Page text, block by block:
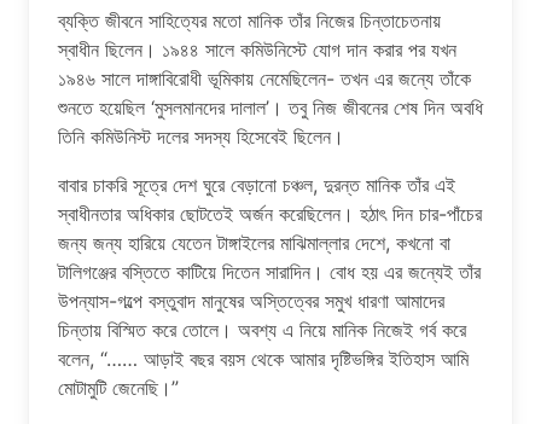
ব্যক্তি জীবনে সাহিত্যের মতো মানিক তাঁর নিজের চিন্তাচেতনায়
স্বাধীন ছিলেন। ১৯৪৪ সালে কমিউনিস্টে যোগ দান করার পর যখন
১৯৪৬ সালে দাঙ্গাবিরোধী ভূমিকায় নেমেছিলেন- তখন এর জন্যে তাঁকে
শুনতে হয়েছিল ‘মুসলমানদের দালাল’। তবু নিজ জীবনের শেষ দিন অবধি
তিনি কমিউনিস্ট দলের সদস্য হিসেবেই ছিলেন।
বাবার চাকরি সূত্রে দেশ ঘুরে বেড়ানো চঞ্চল, দুরন্ত মানিক তাঁর এই
স্বাধীনতার অধিকার ছোটতেই অর্জন করেছিলেন। হঠাৎ দিন চার-পাঁচের
জন্য জন্য হারিয়ে যেতেন টাঙ্গাইলের মাঝিমাল্লার দেশে, কখনো বা
টালিগঞ্জের বস্তিতে কাটিয়ে দিতেন সারাদিন। বোধ হয় এর জন্যেই তাঁর
উপন্যাস-গল্পে বস্তুবাদ মানুষের অস্তিত্বের সমুখ ধারণা আমাদের
চিন্তায় বিস্মিত করে তোলে। অবশ্য এ নিয়ে মানিক নিজেই গর্ব করে
বলেন, “…… আড়াই বছর বয়স থেকে আমার দৃষ্টিভঙ্গির ইতিহাস আমি
মোটামুটি জেনেছি।”